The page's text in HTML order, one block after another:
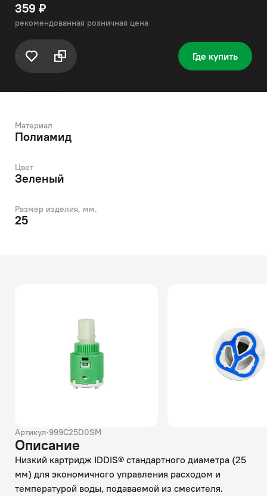
359 ₽
рекомендованная розничная цена
Где купить
Материал
Полиамид
Цвет
Зеленый
Размер изделия, мм.
25
Артикул·999C25D0SM
Описание
Низкий картридж IDDIS® стандартного диаметра (25
мм) для экономичного управления расходом и
температурой воды, подаваемой из смесителя.